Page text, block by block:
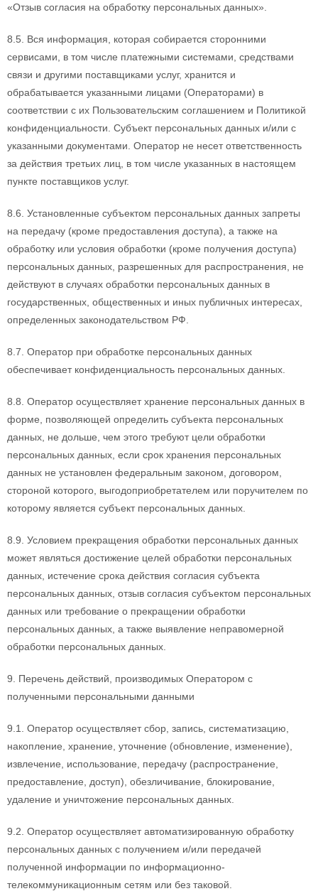
«Отзыв согласия на обработку персональных данных».
8.5. Вся информация, которая собирается сторонними
сервисами, в том числе платежными системами, средствами
связи и другими поставщиками услуг, хранится и
обрабатывается указанными лицами (Операторами) в
соответствии с их Пользовательским соглашением и Политикой
конфиденциальности. Субъект персональных данных и/или с
указанными документами. Оператор не несет ответственность
за действия третьих лиц, в том числе указанных в настоящем
пункте поставщиков услуг.
8.6. Установленные субъектом персональных данных запреты
на передачу (кроме предоставления доступа), а также на
обработку или условия обработки (кроме получения доступа)
персональных данных, разрешенных для распространения, не
действуют в случаях обработки персональных данных в
государственных, общественных и иных публичных интересах,
определенных законодательством РФ.
8.7. Оператор при обработке персональных данных
обеспечивает конфиденциальность персональных данных.
8.8. Оператор осуществляет хранение персональных данных в
форме, позволяющей определить субъекта персональных
данных, не дольше, чем этого требуют цели обработки
персональных данных, если срок хранения персональных
данных не установлен федеральным законом, договором,
стороной которого, выгодоприобретателем или поручителем по
которому является субъект персональных данных.
8.9. Условием прекращения обработки персональных данных
может являться достижение целей обработки персональных
данных, истечение срока действия согласия субъекта
персональных данных, отзыв согласия субъектом персональных
данных или требование о прекращении обработки
персональных данных, а также выявление неправомерной
обработки персональных данных.
9. Перечень действий, производимых Оператором с
полученными персональными данными
9.1. Оператор осуществляет сбор, запись, систематизацию,
накопление, хранение, уточнение (обновление, изменение),
извлечение, использование, передачу (распространение,
предоставление, доступ), обезличивание, блокирование,
удаление и уничтожение персональных данных.
9.2. Оператор осуществляет автоматизированную обработку
персональных данных с получением и/или передачей
полученной информации по информационно-
телекоммуникационным сетям или без таковой.